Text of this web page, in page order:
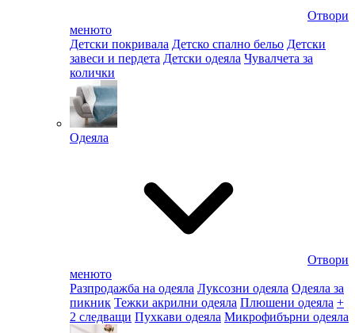
Отвори
менюто
Детски покривала Детско спално бельо Детски
завеси и пердета Детски одеяла Чувалчета за
колички
Одеяла
Отвори
менюто
Разпродажба на одеяла Луксозни одеяла Одеяла за
пикник Тежки акрилни одеяла Плюшени одеяла +
2 следващи Пухкави одеяла Микрофибърни одеяла